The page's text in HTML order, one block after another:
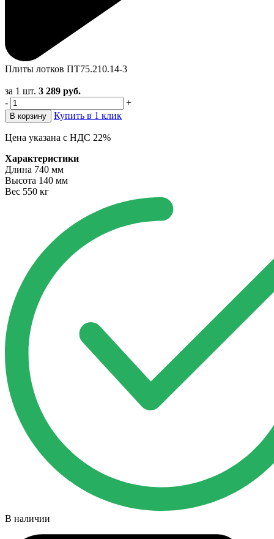
Плиты лотков ПТ75.210.14-3
за 1 шт. 3 289 руб.
-
+
В корзину Купить в 1 клик
Цена указана с НДС 22%
Характеристики
Длина 740 мм
Высота 140 мм
Вес 550 кг
В наличии